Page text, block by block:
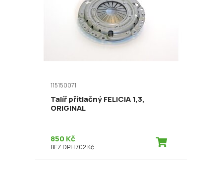
115150071
Talíř přítlačný FELICIA 1,3,
ORIGINAL
850 Kč
BEZ DPH 702 Kč